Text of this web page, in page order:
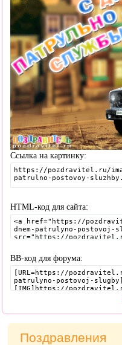
Ссылка на картинку:
HTML-код для сайта:
BB-код для форума:
Поздравления